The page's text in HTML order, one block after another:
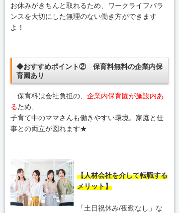
お休みがきちんと取れるため、ワークライフバラ
ンスを大切にした無理のない働き方ができます
よ！
◆おすすめポイント② 保育料無料の企業内保
育園あり
保育料は会社負担の、企業内保育園が施設内あ
るため、
子育て中のママさんも働きやすい環境。家庭と仕
事との両立が図れます★
【人材会社を介して転職する
メリット】
「土日祝休み/夜勤なし」な